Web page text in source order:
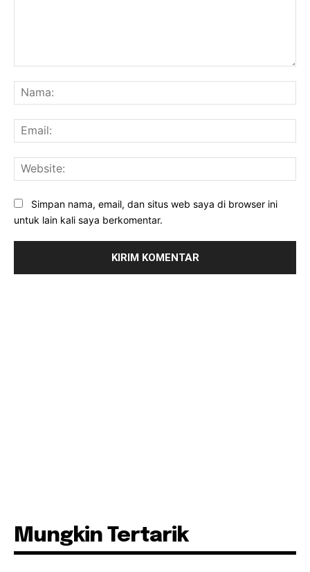
Simpan nama, email, dan situs web saya di browser ini
untuk lain kali saya berkomentar.
Mungkin Tertarik